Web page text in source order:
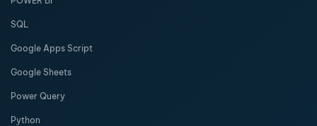
SQL
Google Apps Script
Google Sheets
Power Query
Python